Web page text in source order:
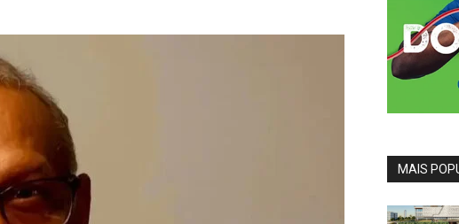
MAIS